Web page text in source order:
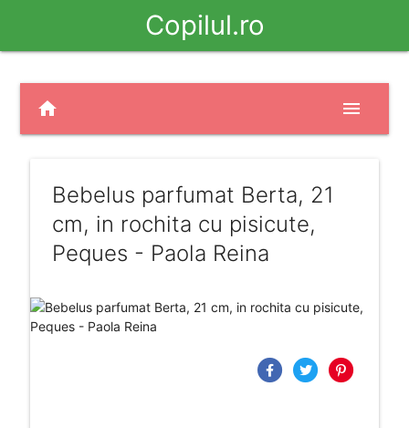
Copilul.ro
home menu
Bebelus parfumat Berta, 21
cm, in rochita cu pisicute,
Peques - Paola Reina